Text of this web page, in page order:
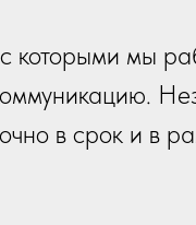
которыми мы
в срок и в